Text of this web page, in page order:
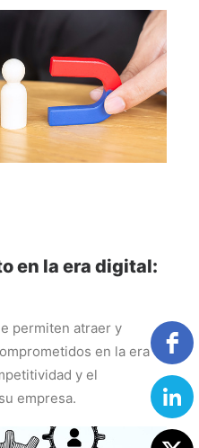
en la era digital:
permiten atraer y
en la era
y el
empresa.